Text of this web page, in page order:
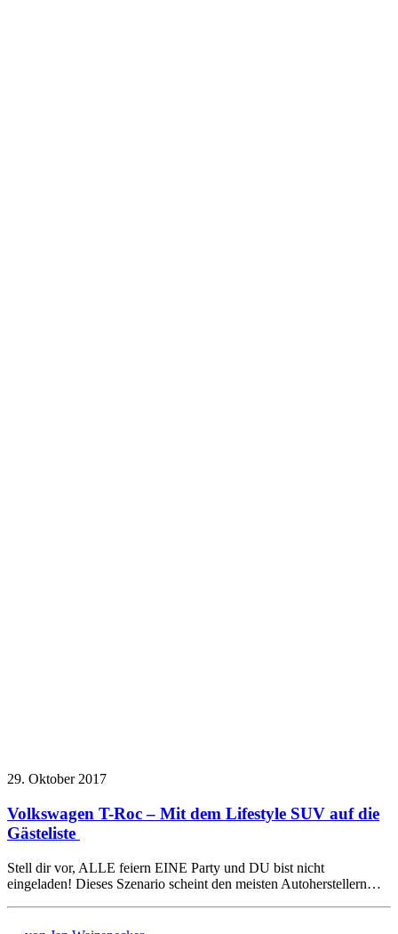
29. Oktober 2017
Volkswagen T-Roc – Mit dem Lifestyle SUV auf die
Gästeliste
Stell dir vor, ALLE feiern EINE Party und DU bist nicht
eingeladen! Dieses Szenario scheint den meisten Autoherstellern…